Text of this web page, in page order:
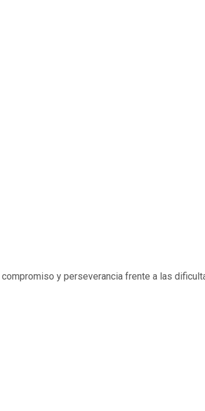
y perseverancia frente a las